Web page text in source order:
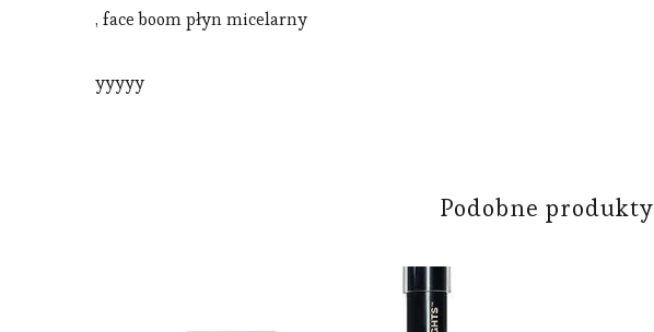
, face boom płyn micelarny
yyyyy
Podobne produkty